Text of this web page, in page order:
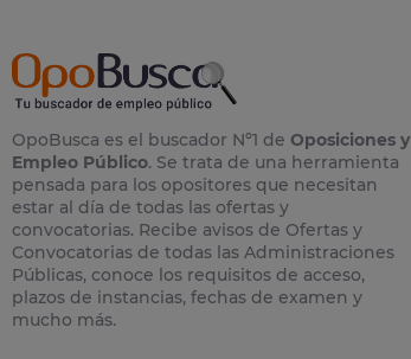
OpoBusca es el buscador Nº1 de Oposiciones y
Empleo Público. Se trata de una herramienta
pensada para los opositores que necesitan
estar al día de todas las ofertas y
convocatorias. Recibe avisos de Ofertas y
Convocatorias de todas las Administraciones
Públicas, conoce los requisitos de acceso,
plazos de instancias, fechas de examen y
mucho más.